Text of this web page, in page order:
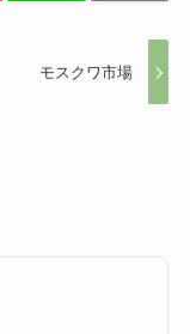
モスクワ市場